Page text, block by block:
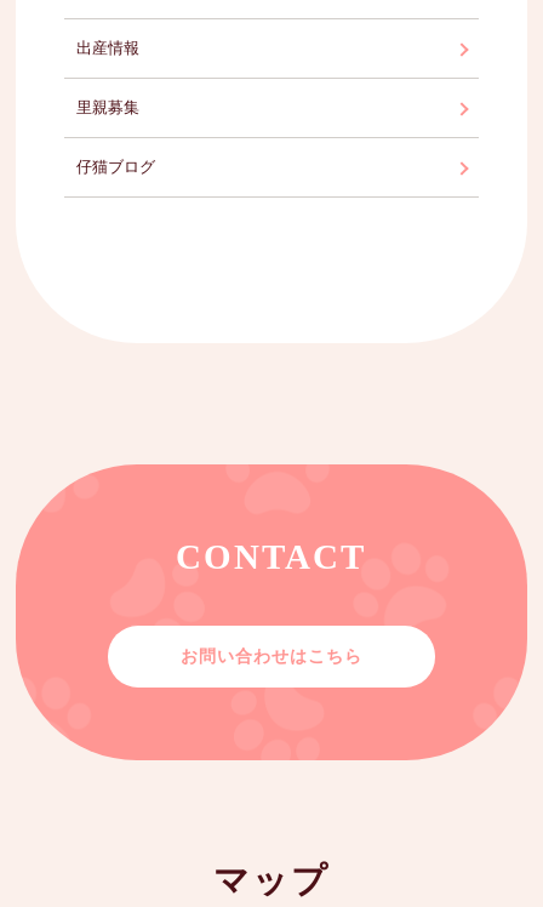
出産情報
里親募集
仔猫ブログ
CONTACT
お問い合わせはこちら
マップ